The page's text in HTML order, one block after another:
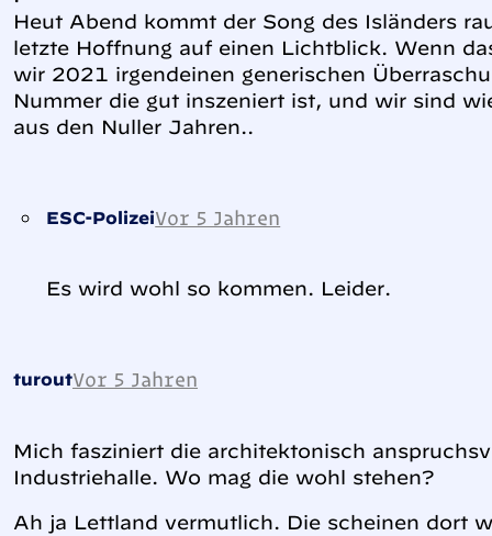
Heut Abend kommt der Song des Isländers
letzte Hoffnung auf einen Lichtblick. Wenn
wir 2021 irgendeinen generischen
Nummer die gut inszeniert ist, und wir sind
aus den Nuller Jahren..
ESC-PolizeiVor 5 Jahren
Es wird wohl so kommen. Leider.
turoutVor 5 Jahren
Mich fasziniert die architektonisch
Industriehalle. Wo mag die wohl stehen?
Ah ja Lettland vermutlich. Die scheinen dort